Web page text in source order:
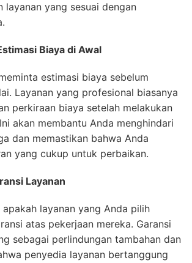
layanan yang sesuai dengan
Biaya di Awal
estimasi biaya sebelum
Layanan yang profesional biasanya
perkiraan biaya setelah melakukan
akan membantu Anda menghindari
dan memastikan bahwa Anda
yang cukup untuk perbaikan.
Layanan
apakah layanan yang Anda pilih
atas pekerjaan mereka. Garansi
sebagai perlindungan tambahan dan
penyedia layanan bertanggung